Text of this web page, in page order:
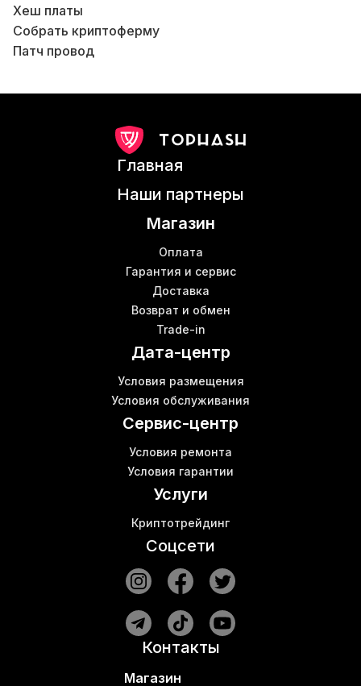
Хеш платы
Собрать криптоферму
Патч провод
S19 майнер
Microbt whatsminer m31s
Арендовать майнинг ферму
Витая пара Харьков
Помощь в сборке фермы
Купить патч корд в Украине
Купить роутер wi fi
Купить в Украине вай фай роутер
Кошелёк для криптовалюты
Главная
Наши партнеры
Магазин
Оплата
Гарантия и сервис
Доставка
Возврат и обмен
Trade-in
Дата-центр
Условия размещения
Условия обслуживания
Сервис-центр
Условия ремонта
Условия гарантии
Услуги
Криптотрейдинг
Соцсети
Контакты
Магазин